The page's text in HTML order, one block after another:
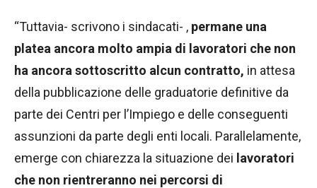
“Tuttavia- scrivono i sindacati- , permane una
platea ancora molto ampia di lavoratori che non
ha ancora sottoscritto alcun contratto, in attesa
della pubblicazione delle graduatorie definitive da
parte dei Centri per l’Impiego e delle conseguenti
assunzioni da parte degli enti locali. Parallelamente,
emerge con chiarezza la situazione dei lavoratori
che non rientreranno nei percorsi di